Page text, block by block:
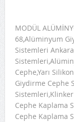
MODÜL
68,Alüminyum
Sistemleri
Cephe,Yarı
Giydirme Cephe
Cephe Kaplama
Cephe Kaplama